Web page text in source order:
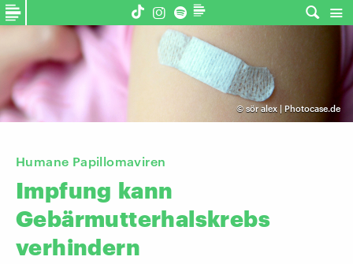
© sör alex | Photocase.de
Humane Papillomaviren
Impfung kann
Gebärmutterhalskrebs
verhindern